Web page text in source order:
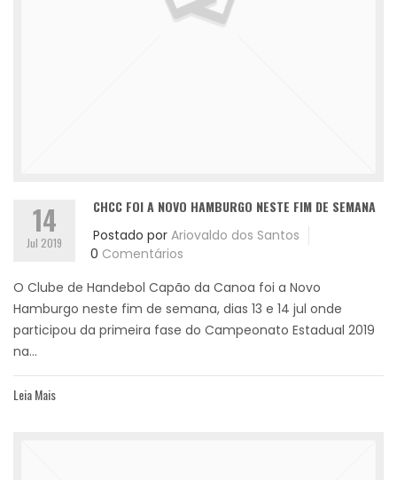
14
Jul 2019
CHCC FOI A NOVO HAMBURGO NESTE FIM DE SEMANA
Postado por Ariovaldo dos Santos
0 Comentários
O Clube de Handebol Capão da Canoa foi a Novo
Hamburgo neste fim de semana, dias 13 e 14 jul onde
participou da primeira fase do Campeonato Estadual 2019
na...
Leia Mais